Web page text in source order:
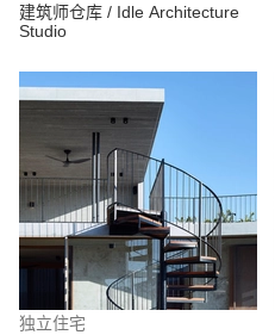
建筑师仓库 / Idle Architecture
Studio
独立住宅